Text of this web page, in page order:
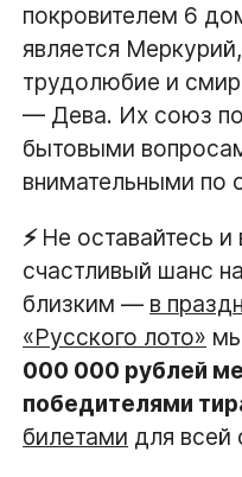
покровителем 6
является
трудолюбие и
— Дева. Их союз
бытовыми
внимательными по
⚡️ Не оставайтесь
счастливый шанс
близким — в
«Русского лото»
000 000 рублей
победителями
билетами для всей